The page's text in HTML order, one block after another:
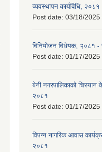
व्यवस्थापन कार्यविधि, २०८१
Post date: 03/18/2025
विनियोजन विधेयक, २०८१ -
Post date: 01/17/2025
बेनी नगरपालिकाको चिस्यान
२०८१
Post date: 01/17/2025
विपन्न नागरिक आवास
२०८१